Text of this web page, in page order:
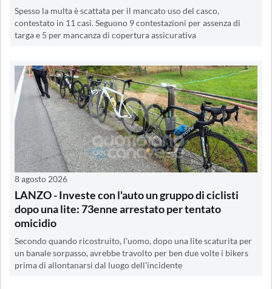
Spesso la multa è scattata per il mancato uso del casco,
contestato in 11 casi. Seguono 9 contestazioni per assenza di
targa e 5 per mancanza di copertura assicurativa
8 agosto 2026
LANZO - Investe con l'auto un gruppo di ciclisti
dopo una lite: 73enne arrestato per tentato
omicidio
Secondo quando ricostruito, l'uomo, dopo una lite scaturita per
un banale sorpasso, avrebbe travolto per ben due volte i bikers
prima di allontanarsi dal luogo dell'incidente